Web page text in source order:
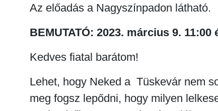
Az előadás a Nagyszínpadon látható.
BEMUTATÓ: 2023. március 9. 11:00
Kedves fiatal barátom!
Lehet, hogy Neked a Tüskevár nem
meg fogsz lepődni, hogy milyen